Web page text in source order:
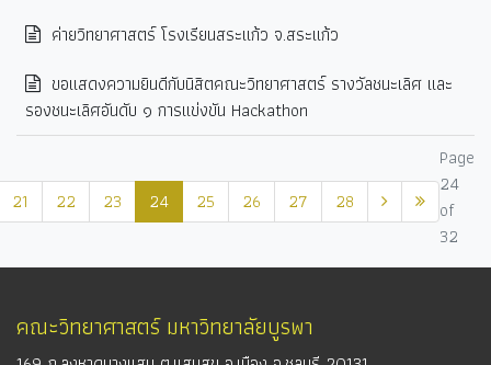
ค่ายวิทยาศาสตร์ โรงเรียนสระแก้ว จ.สระแก้ว
ขอแสดงความยินดีกับนิสิตคณะวิทยาศาสตร์ รางวัลชนะเลิศ และ
รองชนะเลิศอันดับ ๑ การแข่งขัน Hackathon
Page
24
of
32
21 22 23 24 25 26 27 28
คณะวิทยาศาสตร์ มหาวิทยาลัยบูรพา